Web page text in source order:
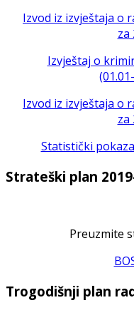
Izvod iz izvještaja o
za
Izvještaj o
Izvod iz izvještaja o
za
Statistički
Strateški plan
Preuzmite
Trogodišnji plan